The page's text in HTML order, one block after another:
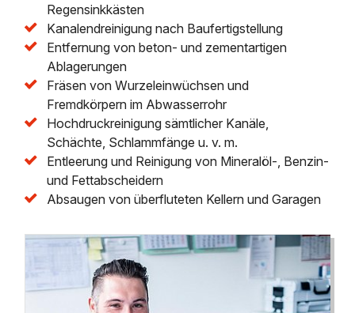
Regensinkkästen
Kanalendreinigung nach Baufertigstellung
Entfernung von beton- und zementartigen
Ablagerungen
Fräsen von Wurzeleinwüchsen und
Fremdkörpern im Abwasserrohr
Hochdruckreinigung sämtlicher Kanäle,
Schächte, Schlammfänge u. v. m.
Entleerung und Reinigung von Mineralöl-, Benzin-
und Fettabscheidern
Absaugen von überfluteten Kellern und Garagen